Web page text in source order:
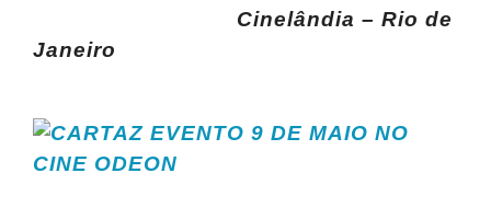
Cinelândia – Rio de
Janeiro